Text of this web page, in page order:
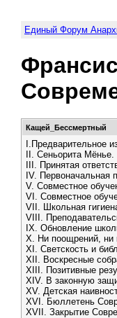
Единый Форум
Кащей_Бессмертный
I.Предварительное
II. Сеньорита Мёнье.
III. Принятая
IV. Первоначальная
V. Совместное
VI. Совместное
VII. Школьная
VIII.
IX. Обновление
X. Ни поощрений, ни
XI. Светскость и
XII. Воскресные
XIII. Позитивные
XIV. В законную
XV. Детская
XVI. Бюллетень
XVII. Закрытие